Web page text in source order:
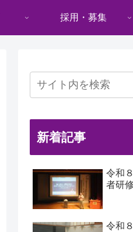
採用・募集
新着記事
令和
者研
令和